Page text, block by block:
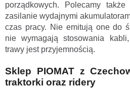
porządkowych. Polecamy także
zasilanie wydajnymi
czas pracy. Nie emitują one do
nie wymagają stosowania
trawy jest przyjemnością.
Sklep PIOMAT z
traktorki oraz ridery